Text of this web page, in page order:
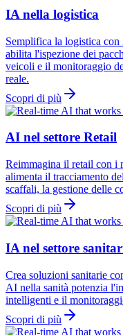
IA nella logistica
Semplifica la logistica
abilita l'ispezione dei
veicoli e il monitoraggio
reale.
Scopri di più
AI nel settore Retail
Reimmagina il retail con
alimenta il tracciamento
scaffali, la gestione delle
Scopri di più
IA nel settore
Crea soluzioni sanitarie
AI nella sanità potenzia
intelligenti e il
Scopri di più